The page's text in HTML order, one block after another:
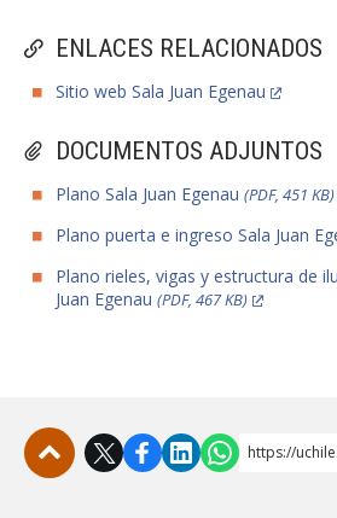
ENLACES RELACIONADOS
Sitio web Sala Juan Egenau
DOCUMENTOS ADJUNTOS
Plano Sala Juan Egenau (PDF, 451 KB)
Plano puerta e ingreso Sala Juan
Plano rieles, vigas y estructura de
Juan Egenau (PDF, 467 KB)
https://